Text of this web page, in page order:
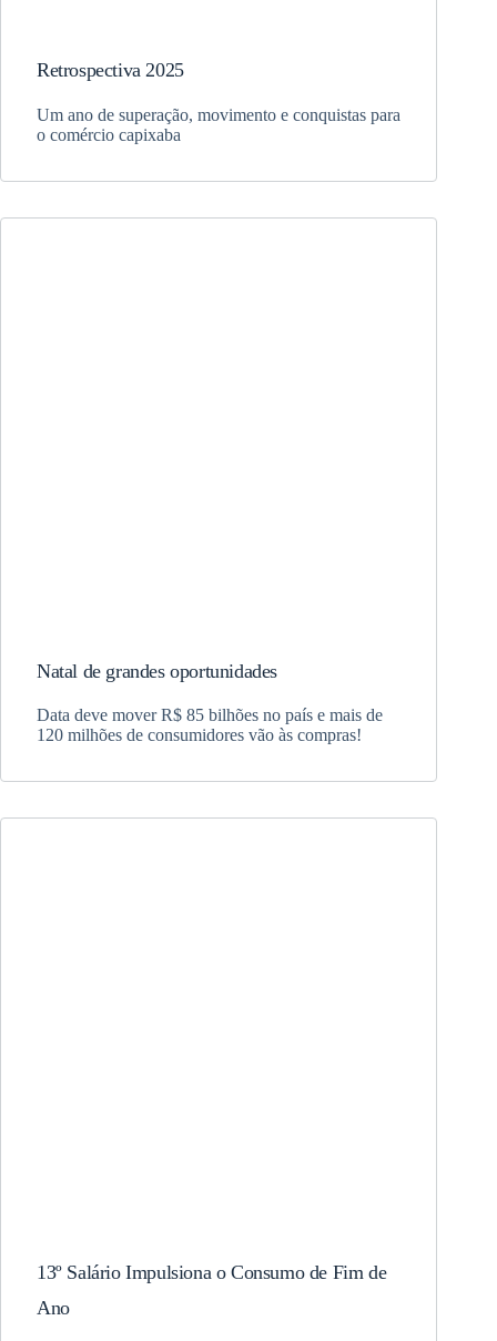
Retrospectiva 2025
Um ano de superação, movimento e conquistas para
o comércio capixaba
Natal de grandes oportunidades
Data deve mover R$ 85 bilhões no país e mais de
120 milhões de consumidores vão às compras!
13º Salário Impulsiona o Consumo de Fim de
Ano